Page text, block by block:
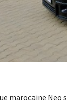
marocaine